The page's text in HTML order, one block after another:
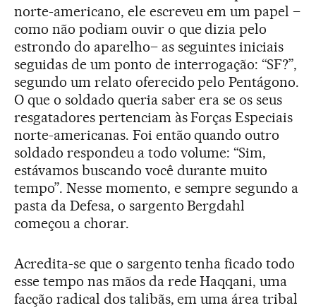
norte-americano, ele escreveu em um papel –
como não podiam ouvir o que dizia pelo
estrondo do aparelho– as seguintes iniciais
seguidas de um ponto de interrogação: “SF?”,
segundo um relato oferecido pelo Pentágono.
O que o soldado queria saber era se os seus
resgatadores pertenciam às Forças Especiais
norte-americanas. Foi então quando outro
soldado respondeu a todo volume: “Sim,
estávamos buscando você durante muito
tempo”. Nesse momento, e sempre segundo a
pasta da Defesa, o sargento Bergdahl
começou a chorar.
Acredita-se que o sargento tenha ficado todo
esse tempo nas mãos da rede Haqqani, uma
facção radical dos talibãs, em uma área tribal